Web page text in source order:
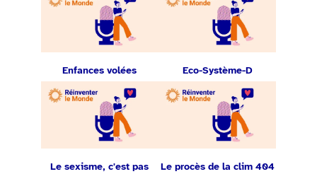
Enfances volées Eco-Système-D
Le sexisme, c'est pas
Le procès de la clim 404